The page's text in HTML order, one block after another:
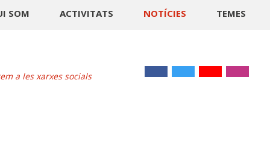
SOM ACTIVITATS NOTÍCIES TEMES
a les xarxes socials